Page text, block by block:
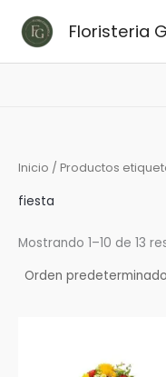
Floristeria
Inicio / Productos
fiesta
Mostrando 1–10 de 13